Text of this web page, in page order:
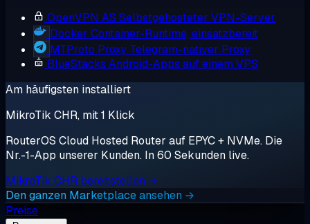
OpenVPN AS Selbstgehosteter VPN-Server
Docker Container-Runtime, einsatzbereit
MTProto Proxy Telegram-nativer Proxy
BlueStacks Android-Apps auf einem VPS
Am häufigsten installiert
MikroTik CHR, mit 1 Klick
RouterOS Cloud Hosted Router auf EPYC + NVMe. Die
Nr.-1-App unserer Kunden. In 60 Sekunden live.
MikroTik CHR bereitstellen →
Den ganzen Marketplace ansehen →
Preise